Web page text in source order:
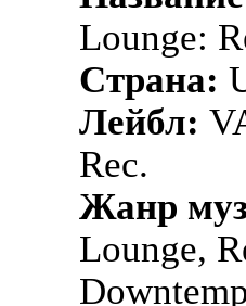
Lounge:
Страна:
Лейбл:
Rec.
Жанр
Lounge,